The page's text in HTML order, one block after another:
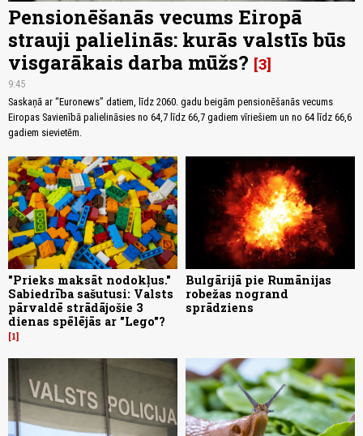
Pensionēšanās vecums Eiropā
strauji palielinās: kurās valstīs būs
visgarākais darba mūžs? 3
9:45
Saskaņā ar “Euronews” datiem, līdz 2060. gadu beigām pensionēšanās vecums
Eiropas Savienībā palielināsies no 64,7 līdz 66,7 gadiem vīriešiem un no 64 līdz 66,6
gadiem sievietēm.
"Prieks maksāt nodokļus."
Sabiedrība sašutusi: Valsts
pārvaldē strādājošie 3
dienas spēlējās ar "Lego"?
1
Bulgārijā pie Rumānijas
robežas nogrand
sprādziens